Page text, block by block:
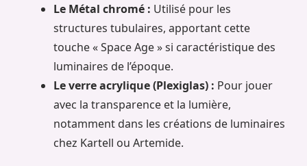
Le Métal chromé : Utilisé pour les
structures tubulaires, apportant cette
touche « Space Age » si caractéristique des
luminaires de l’époque.
Le verre acrylique (Plexiglas) : Pour jouer
avec la transparence et la lumière,
notamment dans les créations de luminaires
chez Kartell ou Artemide.